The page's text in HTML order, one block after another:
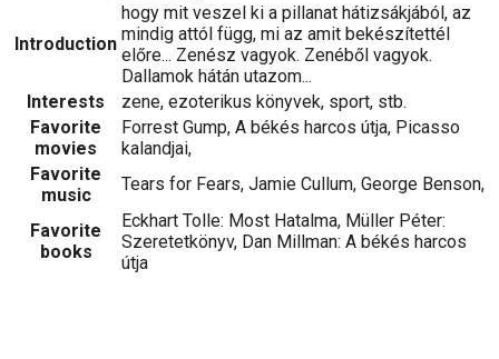
Introduction
hogy mit veszel ki a pillanat hátizsákjából, az
mindig attól függ, mi az amit bekészítettél
előre... Zenész vagyok. Zenéből vagyok.
Dallamok hátán utazom...
Interests
zene, ezoterikus könyvek, sport, stb.
Favorite
movies
Forrest Gump, A békés harcos útja, Picasso
kalandjai,
Favorite
music
Tears for Fears, Jamie Cullum, George Benson,
Favorite
books
Eckhart Tolle: Most Hatalma, Müller Péter:
Szeretetkönyv, Dan Millman: A békés harcos
útja